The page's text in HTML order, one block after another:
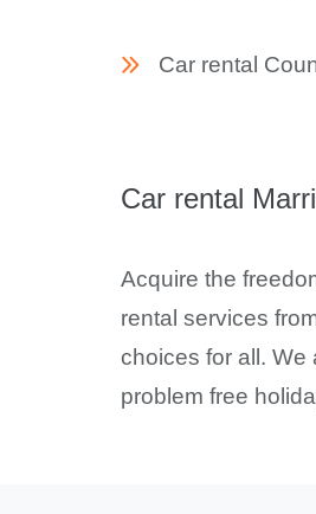
Car rental
Car rental
Acquire the
rental services
choices for all. We
problem free